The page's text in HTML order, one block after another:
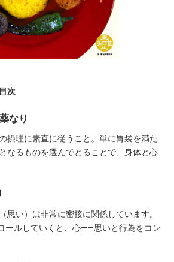
次
なり
摂理に素直に従うこと。単に胃袋を満た
なるものを選んでとることで、身体と心
思い）は非常に密接に関係しています。
ールしていくと、心――思いと行為をコン